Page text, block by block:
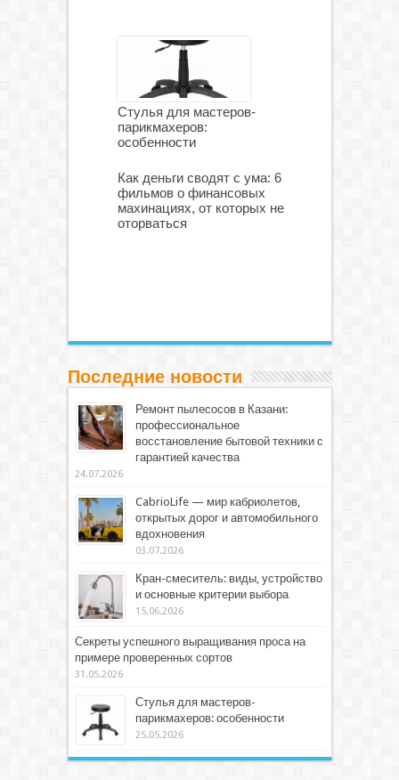
Стулья для мастеров-
парикмахеров:
особенности
Как деньги сводят с ума: 6
фильмов о финансовых
махинациях, от которых не
оторваться
Последние новости
Ремонт пылесосов в Казани:
профессиональное
восстановление бытовой техники с
гарантией качества
24.07.2026
CabrioLife — мир кабриолетов,
открытых дорог и автомобильного
вдохновения
03.07.2026
Кран-смеситель: виды, устройство
и основные критерии выбора
15.06.2026
Секреты успешного выращивания проса на
примере проверенных сортов
31.05.2026
Стулья для мастеров-
парикмахеров: особенности
25.05.2026